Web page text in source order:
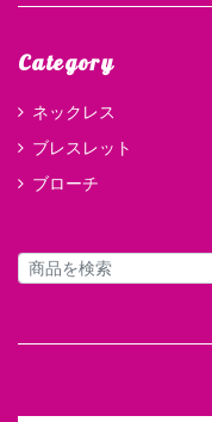
Category
ネックレス
ブレスレット
ブローチ